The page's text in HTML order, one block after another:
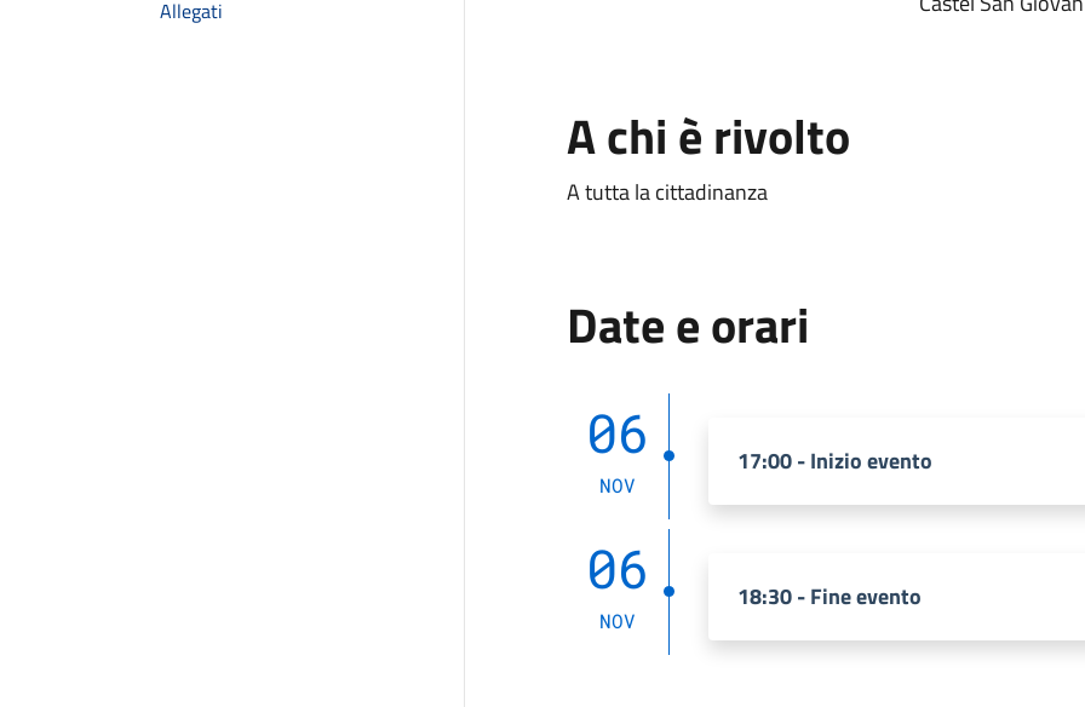
Allegati
A chi è rivolto
A tutta la cittadinanza
Date e orari
06
NOV
17:00 - Inizio evento
06
NOV
18:30 - Fine evento